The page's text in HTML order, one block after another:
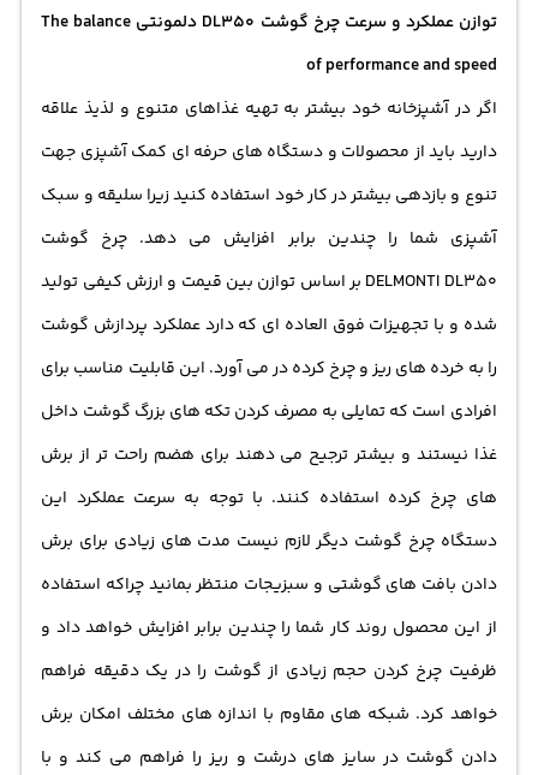
توازن عملکرد و سرعت چرخ گوشت DL350 دلمونتی The balance
of performance and speed
اگر در آشپزخانه خود بیشتر به تهیه غذاهای متنوع و لذیذ علاقه
دارید باید از محصولات و دستگاه های حرفه ای کمک آشپزی جهت
تنوع و بازدهی بیشتر در کار خود استفاده کنید زیرا سلیقه و سبک
آشپزی شما را چندین برابر افزایش می دهد. چرخ گوشت
DELMONTI DL350 بر اساس توازن بین قیمت و ارزش کیفی تولید
شده و با تجهیزات فوق العاده ای که دارد عملکرد پردازش گوشت
را به خرده های ریز و چرخ کرده در می آورد. این قابلیت مناسب برای
افرادی است که تمایلی به مصرف کردن تکه های بزرگ گوشت داخل
غذا نیستند و بیشتر ترجیح می دهند برای هضم راحت تر از برش
های چرخ کرده استفاده کنند. با توجه به سرعت عملکرد این
دستگاه چرخ گوشت دیگر لازم نیست مدت های زیادی برای برش
دادن بافت های گوشتی و سبزیجات منتظر بمانید چراکه استفاده
از این محصول روند کار شما را چندین برابر افزایش خواهد داد و
ظرفیت چرخ کردن حجم زیادی از گوشت را در یک دقیقه فراهم
خواهد کرد. شبکه های مقاوم با اندازه های مختلف امکان برش
دادن گوشت در سایز های درشت و ریز را فراهم می کند و با